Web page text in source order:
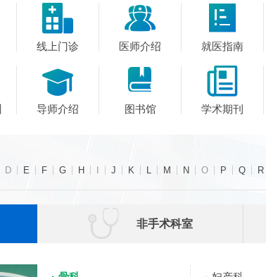

线上门诊

医师介绍

就医指南

导师介绍

图书馆

学术期刊
D E F G H J K L M N O P Q R
非手术科室